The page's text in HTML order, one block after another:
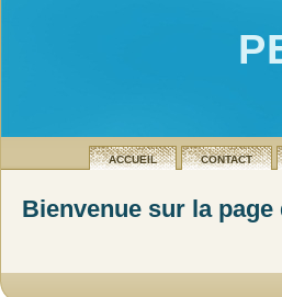
ACCUEIL CONTACT
Bienvenue sur la